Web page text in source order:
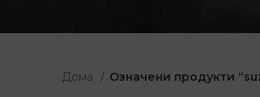
Дома Означени продукти